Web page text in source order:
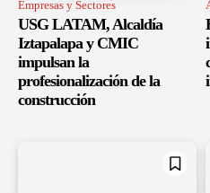
Empresas y Sectores
USG LATAM, Alcaldía
Iztapalapa y CMIC
impulsan la
profesionalización de la
construcción